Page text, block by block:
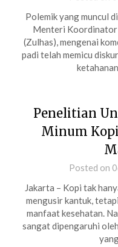
Polemik yang muncul
Menteri Koordinator
(Zulhas), mengenai
padi telah memicu
Penelitian
Minum
Posted on
Jakarta – Kopi tak
mengusir kantuk,
manfaat kesehatan.
sangat dipengaruhi